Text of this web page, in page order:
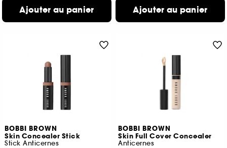
Ajouter au panier Ajouter au panier
BOBBI BROWN
Skin Concealer Stick
Stick Anticernes
BOBBI BROWN
Skin Full Cover Concealer
Anticernes